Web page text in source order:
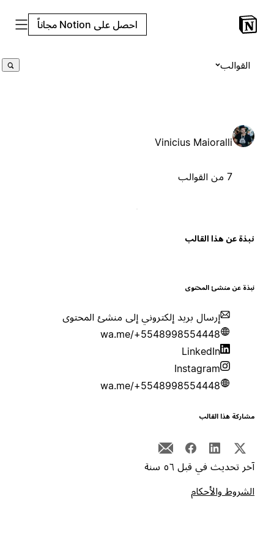
احصل على Notion مجاناً
القوالب
Vinicius Maioralli
عن هذا القالب
عن منشئ المحتوى
إرسال بريد إلكتروني إلى منشئ المحتوى
wa.me/+5548998554448
LinkedIn
Instagram
wa.me/+5548998554448
هذا القالب
تحديث في قبل ٥٦ سنة
والأحكام